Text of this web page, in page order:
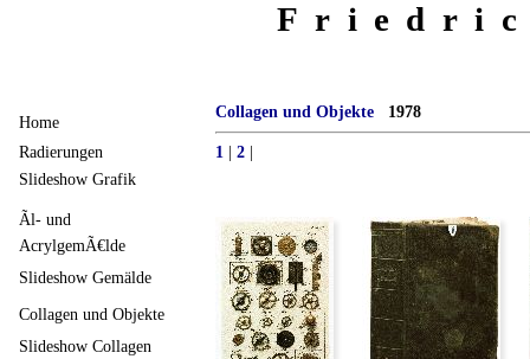
Collagen und Objekte 1978
1 | 2|
Home
Radierungen
Slideshow Grafik
Ãl- und
AcrylgemÃ€lde
Slideshow Gemälde
Collagen und Objekte
Slideshow Collagen